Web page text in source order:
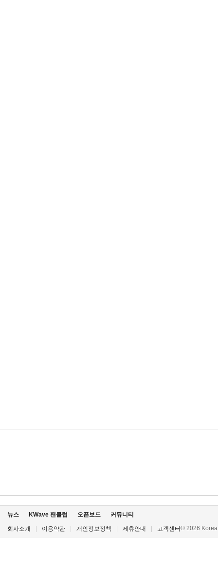
뉴스 KWave 팬클럽 오픈보드 커뮤니티
회사소개 이용약관 개인정보정책 제휴안내 고객센터© 2026